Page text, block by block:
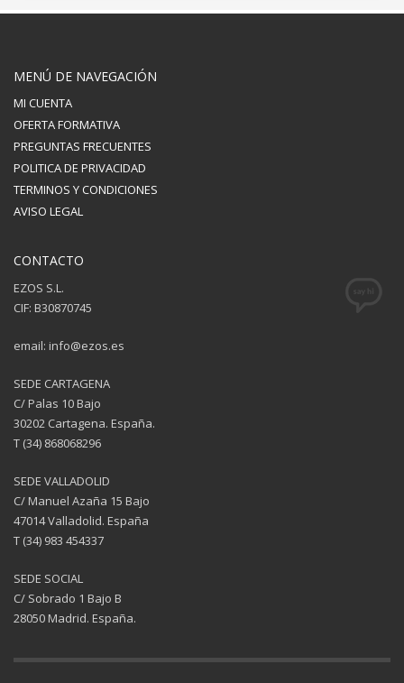
MENÚ DE NAVEGACIÓN
MI CUENTA
OFERTA FORMATIVA
PREGUNTAS FRECUENTES
POLITICA DE PRIVACIDAD
TERMINOS Y CONDICIONES
AVISO LEGAL
CONTACTO
EZOS S.L.
CIF: B30870745
email: info@ezos.es
SEDE CARTAGENA
C/ Palas 10 Bajo
30202 Cartagena. España.
T (34) 868068296
SEDE VALLADOLID
C/ Manuel Azaña 15 Bajo
47014 Valladolid. España
T (34) 983 454337
SEDE SOCIAL
C/ Sobrado 1 Bajo B
28050 Madrid. España.